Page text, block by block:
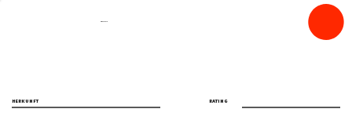
spiritfly
RATING
HERKUNFT